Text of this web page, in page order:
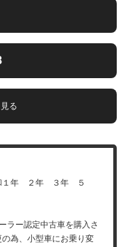
る
１年 ２年 ３年 ５
ラー認定中古車を購入さ
為、小型車にお乗り変